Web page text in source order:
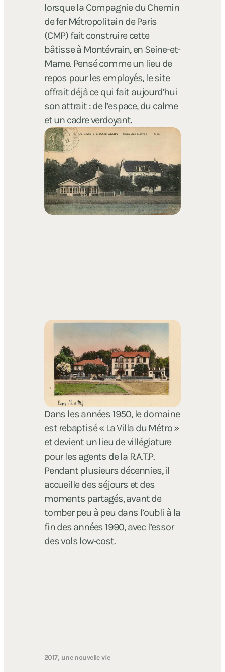
lorsque la Compagnie du Chemin
de fer Métropolitain de Paris
(CMP) fait construire cette
bâtisse à Montévrain, en Seine-et-
Marne. Pensé comme un lieu de
repos pour les employés, le site
offrait déjà ce qui fait aujourd’hui
son attrait : de l’espace, du calme
et un cadre verdoyant.
Dans les années 1950, le domaine
est rebaptisé « La Villa du Métro »
et devient un lieu de villégiature
pour les agents de la R.A.T.P.
Pendant plusieurs décennies, il
accueille des séjours et des
moments partagés, avant de
tomber peu à peu dans l’oubli à la
fin des années 1990, avec l’essor
des vols low-cost.
2017, une nouvelle vie